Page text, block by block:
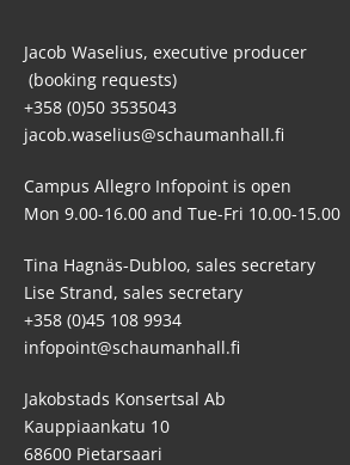
Jacob Waselius, executive producer
(booking requests)
+358 (0)50 3535043
jacob.waselius@schaumanhall.fi
Campus Allegro Infopoint is open
Mon 9.00-16.00 and Tue-Fri 10.00-15.00
Tina Hagnäs-Dubloo, sales secretary
Lise Strand, sales secretary
+358 (0)45 108 9934
infopoint@schaumanhall.fi
Jakobstads Konsertsal Ab
Kauppiaankatu 10
68600 Pietarsaari